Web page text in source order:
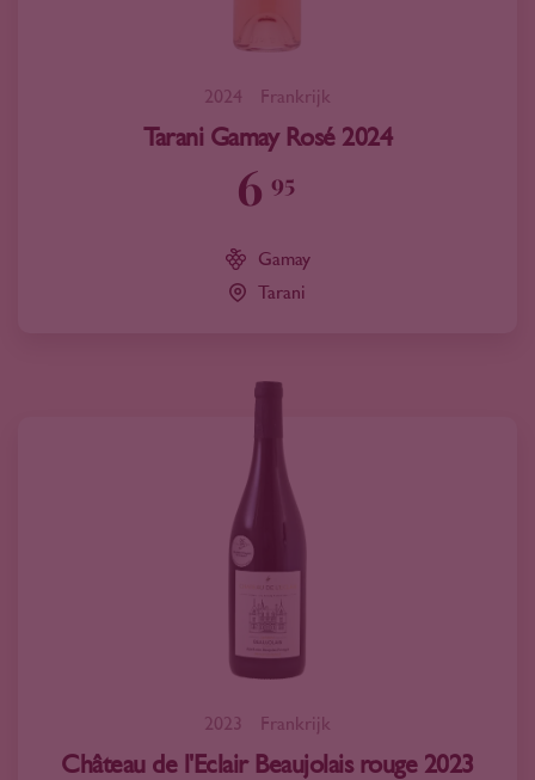
2024 Frankrijk
Tarani Gamay Rosé 2024
6 95
Gamay
Tarani
2023 Frankrijk
Château de l'Eclair Beaujolais rouge 2023